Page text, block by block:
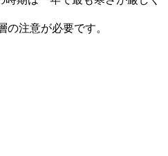
注意が必要です。